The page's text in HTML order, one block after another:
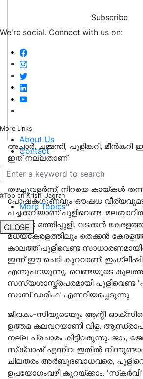
Subscribe
We're social. Connect with us on:
More Links
About Us
Contact
#Top on Krishi Jagran
More Topics
CLOSE
അച്ചാര്‍, ചമ്മന്തി, പുളിങ്കറി,
ഇത് നല്ലതാണ്
ഒരുകാലത്തു നമ്മുടെ എല്ലാ
തഴച്ചുവളര്‍ന്ന്, നിറയെ കായ്കള്‍
പോഷകഗുണവും ഔഷധ
പച്ചക്കറിയാണ് പുളിവെണ്ട.
അഥവാ മത്തിപ്പുളി. വടക്കന്‍
മധ്യകേരളത്തിലും തെക്കന്‍
കാലത്ത് പുളിവെണ്ട
ഇന്ന് ഈ ചെടി കുറവാണ്.
എന്നുപറയുന്നു. വെണ്ടയുടെ
സസ്യശാസ്ത്രപരമായി പുളിവെണ്ട
സാബ് ഡരിഫ' എന്നറിയപ്പെടുന്നു
ജീവകം-സിയുടെയും ആന്റി
ഉത്തമ കലവറയാണീ വിള.
നല്ല പ്രചാരം കിട്ടിവരുന്നു. ജാം,
സ്‌ക്വാഷ് എന്നിവ ഇതില്‍
ചിലതരം അര്‍ബുദബാധവരെ,
ഉപയോഗംവഴി കുറയ്ക്കാം.